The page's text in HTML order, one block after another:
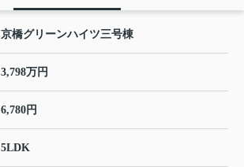
京橋グリーンハイツ三号棟
3,798万円
6,780円
5LDK